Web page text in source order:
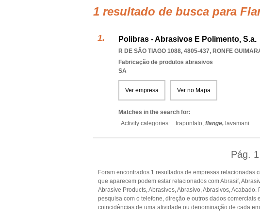
1 resultado de busca para
Polibras - Abrasivos E Polimento, S.a.
R DE SÃO TIAGO 1088, 4805-437, RONFE
Fabricação de produtos abrasivos
SA
Ver empresa Ver no Mapa
Matches in the search for:
Activity categories: ...trapuntato, flange, lavamani...
Pág. 1
Foram encontrados 1 resultados de empresas relacionadas
que aparecem podem estar relacionados com Abrasif,
Abrasive Products, Abrasives, Abrasivo, Abrasivos,
pesquisa com o telefone, direção e outros dados comerciais
coincidências de uma atividade ou denominação de cada